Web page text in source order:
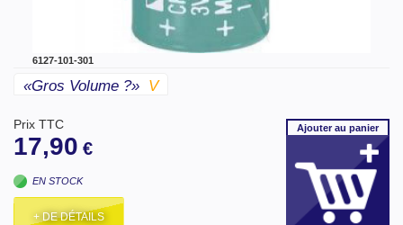
6127-101-301
«gros Volume ?» V
Prix TTC
17,90 €
EN STOCK
+ DE DÉTAILS
Ajouterau panier